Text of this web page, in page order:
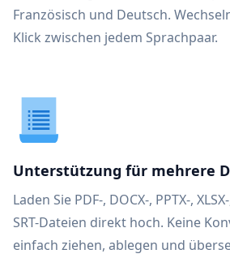
Französisch und Deutsch.
Klick zwischen jedem Sprachpaar.
Unterstützung für mehrere
Laden Sie PDF-, DOCX-, PPTX-,
SRT-Dateien direkt hoch. Keine
einfach ziehen, ablegen und